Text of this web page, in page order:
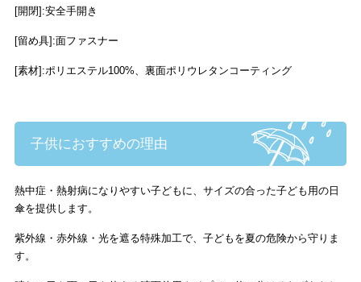
[開閉]:安全手開き
[留め具]:面ファスナー
[素材]:ポリエステル100%、裏面ポリウレタンコーティング
子供におすすめの理由
熱中症・熱射病になりやすい子どもに、サイズの合った子ども用の日
傘を提供します。
紫外線・赤外線・光を遮る特殊加工で、子どもを夏の危険から守りま
す。